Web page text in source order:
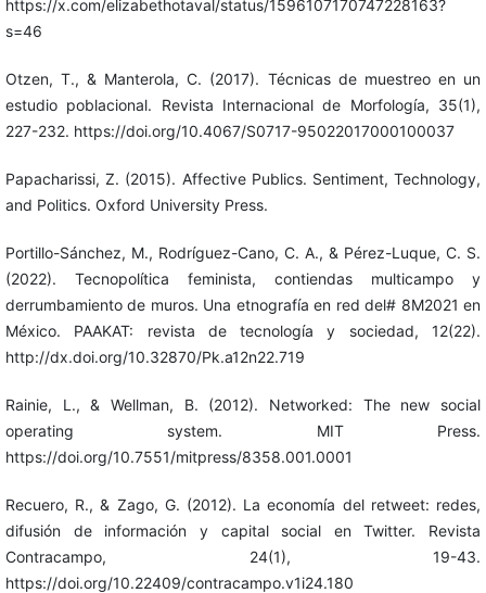
https://x.com/elizabethotaval/status/1596107170747228163?
s=46
Otzen, T., & Manterola, C. (2017). Técnicas de muestreo en un
estudio poblacional. Revista Internacional de Morfología, 35(1),
227-232. https://doi.org/10.4067/S0717-95022017000100037
Papacharissi, Z. (2015). Affective Publics. Sentiment, Technology,
and Politics. Oxford University Press.
Portillo-Sánchez, M., Rodríguez-Cano, C. A., & Pérez-Luque, C. S.
(2022). Tecnopolítica feminista, contiendas multicampo y
derrumbamiento de muros. Una etnografía en red del# 8M2021 en
México. PAAKAT: revista de tecnología y sociedad, 12(22).
http://dx.doi.org/10.32870/Pk.a12n22.719
Rainie, L., & Wellman, B. (2012). Networked: The new social
operating system. MIT Press.
https://doi.org/10.7551/mitpress/8358.001.0001
Recuero, R., & Zago, G. (2012). La economía del retweet: redes,
difusión de información y capital social en Twitter. Revista
Contracampo, 24(1), 19-43.
https://doi.org/10.22409/contracampo.v1i24.180